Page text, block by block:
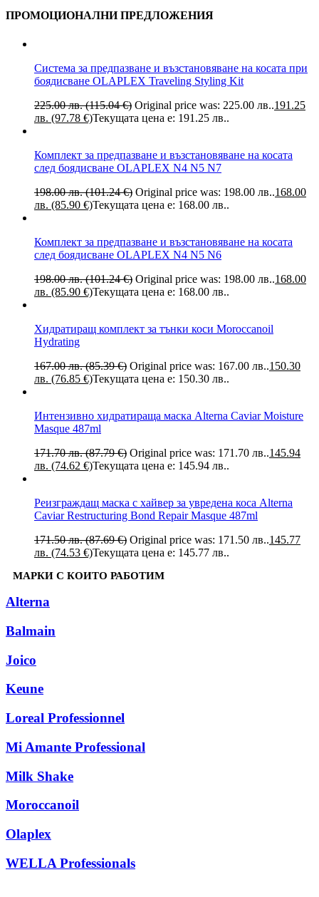
ПРОМОЦИОНАЛНИ ПРЕДЛОЖЕНИЯ
Система за предпазване и възстановяване на косата при
боядисване OLAPLEX Traveling Styling Kit
225.00 лв. (115.04 €) Original price was: 225.00 лв..191.25
лв. (97.78 €)Текущата цена е: 191.25 лв..
Комплект за предпазване и възстановяване на косата
след боядисване OLAPLEX N4 N5 N7
198.00 лв. (101.24 €) Original price was: 198.00 лв..168.00
лв. (85.90 €)Текущата цена е: 168.00 лв..
Комплект за предпазване и възстановяване на косата
след боядисване OLAPLEX N4 N5 N6
198.00 лв. (101.24 €) Original price was: 198.00 лв..168.00
лв. (85.90 €)Текущата цена е: 168.00 лв..
Хидратиращ комплект за тънки коси Moroccanoil
Hydrating
167.00 лв. (85.39 €) Original price was: 167.00 лв..150.30
лв. (76.85 €)Текущата цена е: 150.30 лв..
Интензивно хидратираща маска Alterna Caviar Moisture
Masque 487ml
171.70 лв. (87.79 €) Original price was: 171.70 лв..145.94
лв. (74.62 €)Текущата цена е: 145.94 лв..
Реизграждащ маска с хайвер за увредена коса Alterna
Caviar Restructuring Bond Repair Masque 487ml
171.50 лв. (87.69 €) Original price was: 171.50 лв..145.77
лв. (74.53 €)Текущата цена е: 145.77 лв..
МАРКИ С КОИТО РАБОТИМ
Alterna
Balmain
Joico
Keune
Loreal Рrofessionnel
Mi Amante Professional
Milk Shake
Moroccanoil
Olaplex
WELLA Professionals